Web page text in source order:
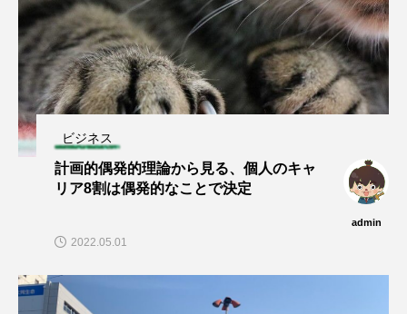
ビジネス
計画的偶発的理論から見る、個人のキャ
リア8割は偶発的なことで決定
admin
2022.05.01